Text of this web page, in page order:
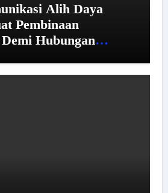
Alih Daya
Pembinaan
Hubungan